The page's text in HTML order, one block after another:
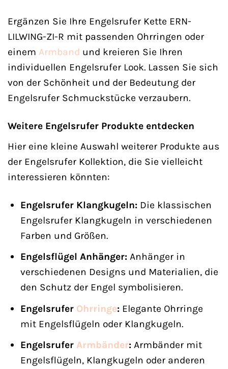
Ergänzen Sie Ihre Engelsrufer Kette ERN-
LILWING-ZI-R mit passenden Ohrringen oder
einem Armband und kreieren Sie Ihren
individuellen Engelsrufer Look. Lassen Sie sich
von der Schönheit und der Bedeutung der
Engelsrufer Schmuckstücke verzaubern.
Weitere Engelsrufer Produkte entdecken
Hier eine kleine Auswahl weiterer Produkte aus
der Engelsrufer Kollektion, die Sie vielleicht
interessieren könnten:
Engelsrufer Klangkugeln:Die klassischen
Engelsrufer Klangkugeln in verschiedenen
Farben und Größen.
Engelsflügel Anhänger:Anhänger in
verschiedenen Designs und Materialien, die
den Schutz der Engel symbolisieren.
Engelsrufer Ohrringe:Elegante Ohrringe
mit Engelsflügeln oder Klangkugeln.
Engelsrufer Armbänder:Armbänder mit
Engelsflügeln, Klangkugeln oder anderen